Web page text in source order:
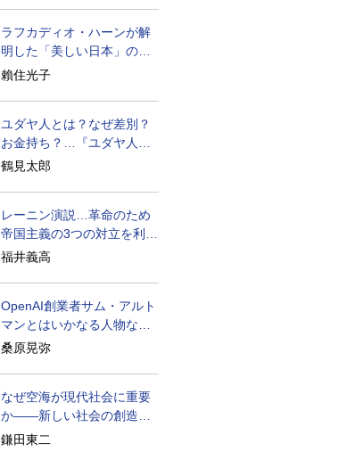
ラフカディオ・ハーンが解
明した「美しい日本」の秘
密と未来
賴住光子
ユダヤ人とは？なぜ差別？
お金持ち？…『ユダヤ人の
歴史』に学ぶ
鶴見太郎
レーニン演説…革命のため
帝国主義の3つの対立を利用
せよ
福井義高
OpenAI創業者サム・アルト
マンとはいかなる人物なの
か
桑原晃弥
なぜ空海が現代社会に重要
か――新しい社会の創造の
ために
鎌田東二